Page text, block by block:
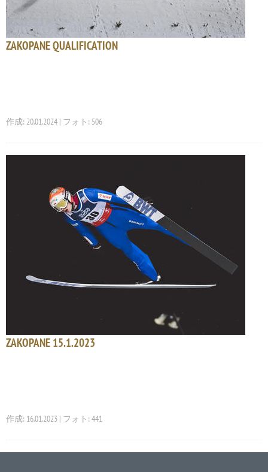
ZAKOPANE QUALIFICATION
作成: 20.01.2024 | フォト: 506
ZAKOPANE 15.1.2023
作成: 16.01.2023 | フォト: 441